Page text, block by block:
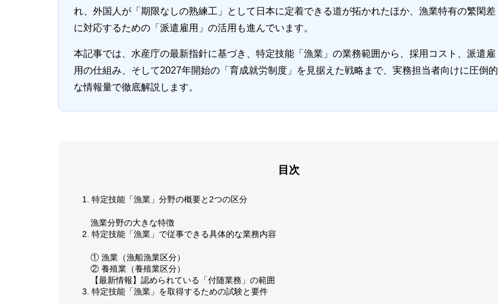
れ、外国人が「期限なしの熟練工」として日本に定着できる道が拓かれたほか、漁業特有の繁閑差
に対応するための「派遣雇用」の活用も進んでいます。
本記事では、水産庁の最新指針に基づき、特定技能「漁業」の業務範囲から、採用コスト、派遣雇
用の仕組み、そして2027年開始の「育成就労制度」を見据えた戦略まで、実務担当者向けに圧倒的
な情報量で徹底解説します。
目次
1. 特定技能「漁業」分野の概要と2つの区分
漁業分野の大きな特徴
2. 特定技能「漁業」で従事できる具体的な業務内容
① 漁業（漁船漁業区分）
② 養殖業（養殖業区分）
【最新情報】認められている「付随業務」の範囲
3. 特定技能「漁業」を取得するための試験と要件